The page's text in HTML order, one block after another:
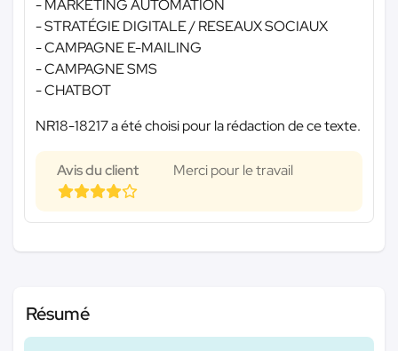
- MARKETING AUTOMATION
- STRATÉGIE DIGITALE / RESEAUX SOCIAUX
- CAMPAGNE E-MAILING
- CAMPAGNE SMS
- CHATBOT
NR18-18217 a été choisi pour la rédaction de ce texte.
Avis du client Merci pour le travail
Résumé